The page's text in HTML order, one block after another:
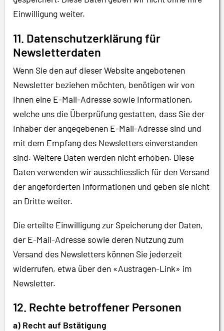
Einwilligung weiter.
11. Datenschutzerklärung für
Newsletterdaten
Wenn Sie den auf dieser Website angebotenen
Newsletter beziehen möchten, benötigen wir von
Ihnen eine E-Mail-Adresse sowie Informationen,
welche uns die Überprüfung gestatten, dass Sie der
Inhaber der angegebenen E-Mail-Adresse sind und
mit dem Empfang des Newsletters einverstanden
sind. Weitere Daten werden nicht erhoben. Diese
Daten verwenden wir ausschliesslich für den Versand
der angeforderten Informationen und geben sie nicht
an Dritte weiter.
Die erteilte Einwilligung zur Speicherung der Daten,
der E-Mail-Adresse sowie deren Nutzung zum
Versand des Newsletters können Sie jederzeit
widerrufen, etwa über den «Austragen-Link» im
Newsletter.
12. Rechte betroffener Personen
a) Recht auf Bstätigung